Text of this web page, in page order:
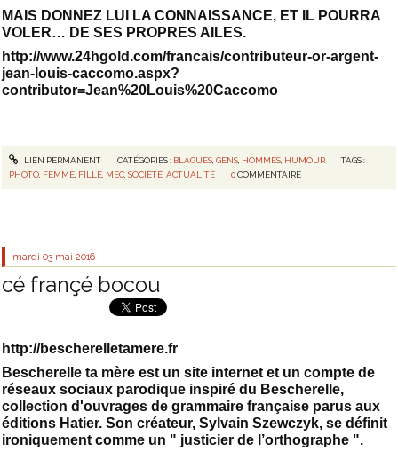
MAIS DONNEZ LUI LA CONNAISSANCE, ET IL POURRA
VOLER… DE SES PROPRES AILES.
http://www.24hgold.com/francais/contributeur-or-argent-
jean-louis-caccomo.aspx?
contributor=Jean%20Louis%20Caccomo
LIEN PERMANENT CATÉGORIES : BLAGUES, GENS, HOMMES, HUMOUR
TAGS :
PHOTO FEMME FILLE MEC ,SOCIÉTÉ ,ACTUALITÉ 0 COMMENTAIRE
mardi 03 mai 2016
cé françé bocou
http://bescherelletamere.fr
Bescherelle ta mère est un site internet et un compte de
réseaux sociaux parodique inspiré du Bescherelle,
collection d'ouvrages de grammaire française parus aux
éditions Hatier. Son créateur, Sylvain Szewczyk, se définit
ironiquement comme un " justicier de l’orthographe ".